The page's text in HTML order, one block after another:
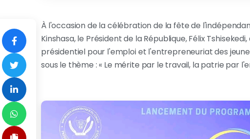
À l'occasion de la célébration de la fête de
Kinshasa, le Président de la République, Félix
présidentiel pour l'emploi et l'entrepreneuriat des
sous le thème : « Le mérite par le travail, la patrie par